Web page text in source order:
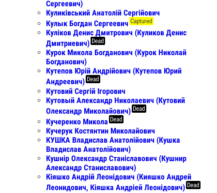
Сергеевич)
Куликівський Анатолій Сергійович
Кулык Богдан Сергеевич Captured
Куліков Денис Дмитрович (Куликов Денис
Дмитриевич) Dead
Курок Микола Богданович (Курок Николай
Богданович)
Кутепов Юрій Андрійович (Кутепов Юрий
Андреевич) Dead
Кутовий Сергій Ігорович
Кутовый Александр Николаевич (Кутовий
Олександр Миколайович) Dead
Кучеренко Микола Dead
Кучерук Костянтин Миколайович
КУШКА Владислав Анатолійович (Кушка
Владислав Анатолійович)
Кушнір Олександр Станіславович (Кушнир
Александр Станиславович)
Кіяшко Андрій Леонідович (Кияшко Андрей
Леонидович, Кіяшка Андріей Леонідович) Dead